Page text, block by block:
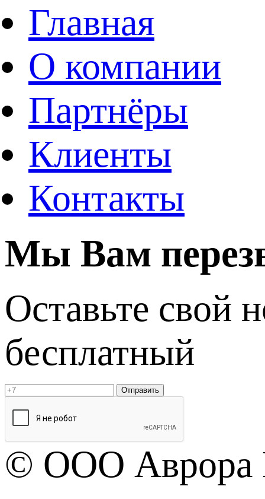
Главная
О компании
Партнёры
Клиенты
Контакты
Мы Вам
Оставьте свой
бесплатный
Отправить
© OOO Аврора